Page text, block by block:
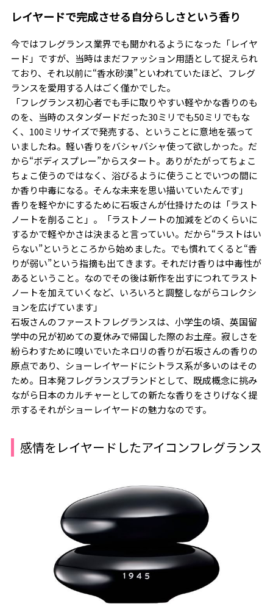
レイヤードで完成させる自分らしさという香り
今ではフレグランス業界でも聞かれるようになった「レイヤ
ード」ですが、当時はまだファッション用語として捉えられ
ており、それ以前に“香水砂漠”といわれていたほど、フレグ
ランスを愛用する人はごく僅かでした。
「フレグランス初心者でも手に取りやすい軽やかな香りのも
のを、当時のスタンダードだった30ミリでも50ミリでもな
く、100ミリサイズで発売する、ということに意地を張って
いましたね。軽い香りをバシャバシャ使って欲しかった。だ
から“ボディスプレー”からスタート。ありがたがってちょこ
ちょこ使うのではなく、浴びるように使うことでいつの間に
か香り中毒になる。そんな未来を思い描いていたんです」
香りを軽やかにするために石坂さんが仕掛けたのは「ラスト
ノートを削ること」。「ラストノートの加減をどのくらいに
するかで軽やかさは決まると言っていい。だから“ラストはい
らない”というところから始めました。でも慣れてくると“香
りが弱い”という指摘も出てきます。それだけ香りは中毒性が
あるということ。なのでその後は新作を出すにつれてラスト
ノートを加えていくなど、いろいろと調整しながらコレクシ
ョンを広げています」
石坂さんのファーストフレグランスは、小学生の頃、英国留
学中の兄が初めての夏休みで帰国した際のお土産。寂しさを
紛らわすために嗅いでいたネロリの香りが石坂さんの香りの
原点であり、ショーレイヤードにシトラス系が多いのはその
ため。日本発フレグランスブランドとして、既成概念に挑み
ながら日本のカルチャーとしての新たな香りをさりげなく提
示する――それがショーレイヤードの魅力なのです。
感情をレイヤードしたアイコンフレグランス